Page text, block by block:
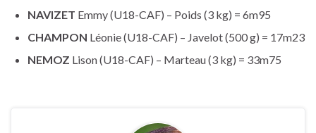
NAVIZET Emmy (U18-CAF) – Poids (3 kg) = 6m95
CHAMPON Léonie (U18-CAF) – Javelot (500 g) = 17m23
NEMOZ Lison (U18-CAF) – Marteau (3 kg) = 33m75